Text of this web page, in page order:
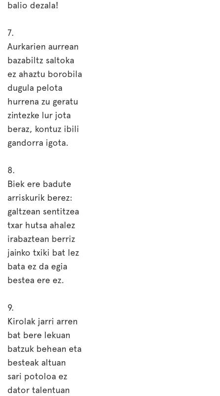
balio dezala!
7.
Aurkarien aurrean
bazabiltz saltoka
ez ahaztu borobila
dugula pelota
hurrena zu geratu
zintezke lur jota
beraz, kontuz ibili
gandorra igota.
8.
Biek ere badute
arriskurik berez:
galtzean sentitzea
txar hutsa ahalez
irabaztean berriz
jainko txiki bat lez
bata ez da egia
bestea ere ez.
9.
Kirolak jarri arren
bat bere lekuan
batzuk behean eta
besteak altuan
sari potoloa ez
dator talentuan